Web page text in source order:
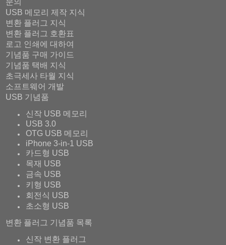
문의
USB 메모리 제작 지식
변환 플러그 지식
변환 플러그 호환표
로고 인쇄에 대하여
기념품 구매 가이드
기념품 택배 지식
초극세사 타월 지식
소프트웨어 개발
USB 기념품
신작 USB 메모리
USB 3.0
OTG USB 메모리
iPhone 3-in-1 USB
카드형 USB
목재 USB
금속 USB
키형 USB
회전식 USB
초소형 USB
변환 플러그 기념품 목록
신작 변환 플러그